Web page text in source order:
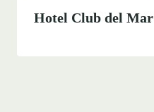
Hotel Club del Mar